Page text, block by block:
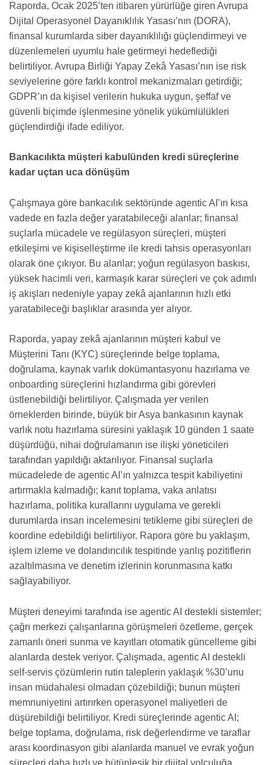
Raporda, Ocak 2025’ten itibaren yürürlüğe giren Avrupa
Dijital Operasyonel Dayanıklılık Yasası’nın (DORA),
finansal kurumlarda siber dayanıklılığı güçlendirmeyi ve
düzenlemeleri uyumlu hale getirmeyi hedeflediği
belirtiliyor. Avrupa Birliği Yapay Zekâ Yasası’nın ise risk
seviyelerine göre farklı kontrol mekanizmaları getirdiği;
GDPR’ın da kişisel verilerin hukuka uygun, şeffaf ve
güvenli biçimde işlenmesine yönelik yükümlülükleri
güçlendirdiği ifade ediliyor.
Bankacılıkta müşteri kabulünden kredi süreçlerine
kadar uçtan uca dönüşüm
Çalışmaya göre bankacılık sektöründe agentic AI’ın kısa
vadede en fazla değer yaratabileceği alanlar; finansal
suçlarla mücadele ve regülasyon süreçleri, müşteri
etkileşimi ve kişiselleştirme ile kredi tahsis operasyonları
olarak öne çıkıyor. Bu alanlar; yoğun regülasyon baskısı,
yüksek hacimli veri, karmaşık karar süreçleri ve çok adımlı
iş akışları nedeniyle yapay zekâ ajanlarının hızlı etki
yaratabileceği başlıklar arasında yer alıyor.
Raporda, yapay zekâ ajanlarının müşteri kabul ve
Müşterini Tanı (KYC) süreçlerinde belge toplama,
doğrulama, kaynak varlık dokümantasyonu hazırlama ve
onboarding süreçlerini hızlandırma gibi görevleri
üstlenebildiği belirtiliyor. Çalışmada yer verilen
örneklerden birinde, büyük bir Asya bankasının kaynak
varlık notu hazırlama süresini yaklaşık 10 günden 1 saate
düşürdüğü, nihai doğrulamanın ise ilişki yöneticileri
tarafından yapıldığı aktarılıyor. Finansal suçlarla
mücadelede de agentic AI’ın yalnızca tespit kabiliyetini
artırmakla kalmadığı; kanıt toplama, vaka anlatısı
hazırlama, politika kurallarını uygulama ve gerekli
durumlarda insan incelemesini tetikleme gibi süreçleri de
koordine edebildiği belirtiliyor. Rapora göre bu yaklaşım,
işlem izleme ve dolandırıcılık tespitinde yanlış pozitiflerin
azaltılmasına ve denetim izlerinin korunmasına katkı
sağlayabiliyor.
Müşteri deneyimi tarafında ise agentic AI destekli sistemler;
çağrı merkezi çalışanlarına görüşmeleri özetleme, gerçek
zamanlı öneri sunma ve kayıtları otomatik güncelleme gibi
alanlarda destek veriyor. Çalışmada, agentic AI destekli
self-servis çözümlerin rutin taleplerin yaklaşık %30’unu
insan müdahalesi olmadan çözebildiği; bunun müşteri
memnuniyetini artırırken operasyonel maliyetleri de
düşürebildiği belirtiliyor. Kredi süreçlerinde agentic AI;
belge toplama, doğrulama, risk değerlendirme ve taraflar
arası koordinasyon gibi alanlarda manuel ve evrak yoğun
süreçleri daha hızlı ve bütünleşik bir dijital yolculuğa